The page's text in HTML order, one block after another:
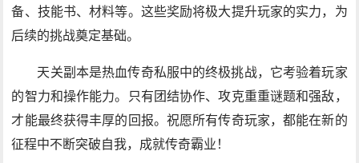
备、技能书、材料等。这些奖励将极大提升玩家的实力，为
后续的挑战奠定基础。
天关副本是热血传奇私服中的终极挑战，它考验着玩家
的智力和操作能力。只有团结协作、攻克重重谜题和强敌，
才能最终获得丰厚的回报。祝愿所有传奇玩家，都能在新的
征程中不断突破自我，成就传奇霸业！